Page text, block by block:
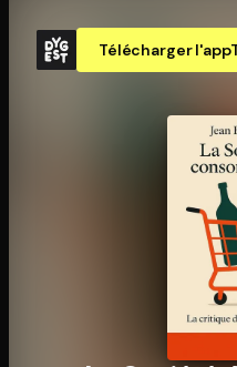
Télécharger l'app